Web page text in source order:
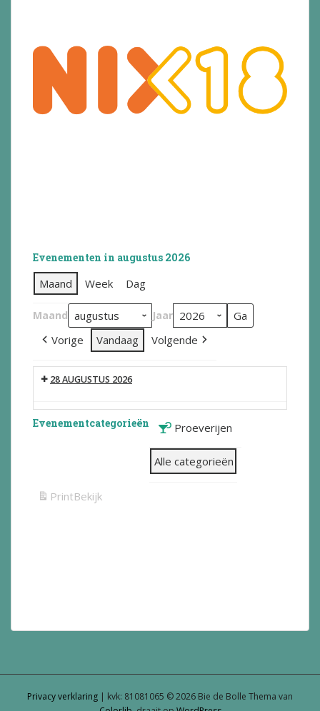
Evenementen in augustus 2026
Maand Week Dag
Maand Jaar
Vorige Vandaag Volgende
28 AUGUSTUS 2026
Evenementcategorieën Proeverijen
Alle categorieën
PrintBekijk
Privacy verklaring | kvk: 81081065 © 2026 Bie de Bolle Thema van